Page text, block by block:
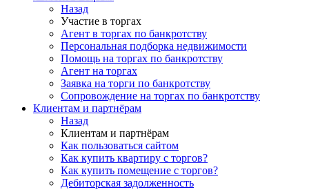
Назад
Участие в торгах
Агент в торгах по банкротству
Персональная подборка недвижимости
Помощь на торгах по банкротству
Агент на торгах
Заявка на торги по банкротству
Сопровождение на торгах по банкротству
Клиентам и партнёрам
Назад
Клиентам и партнёрам
Как пользоваться сайтом
Как купить квартиру с торгов?
Как купить помещение с торгов?
Дебиторская задолженность